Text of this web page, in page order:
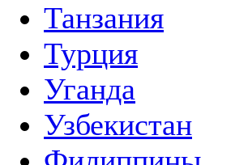
Танзания
Турция
Уганда
Узбекистан